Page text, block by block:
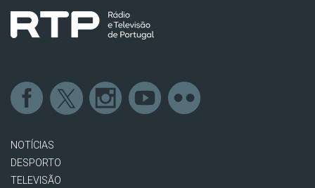
NOTÍCIAS
DESPORTO
TELEVISÃO